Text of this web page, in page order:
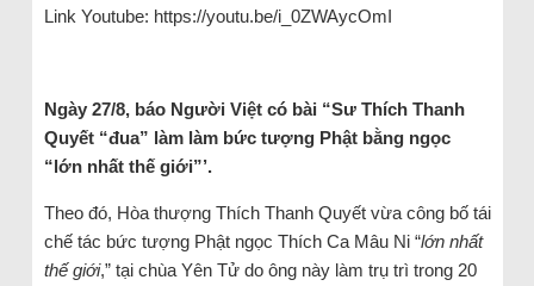
Link Youtube: https://youtu.be/i_0ZWAycOmI
Ngày 27/8, báo Người Việt có bài “Sư Thích Thanh
Quyết “đua” làm làm bức tượng Phật bằng ngọc
“lớn nhất thế giới”’.
Theo đó, Hòa thượng Thích Thanh Quyết vừa công bố tái
chế tác bức tượng Phật ngọc Thích Ca Mâu Ni “lớn nhất
thế giới,” tại chùa Yên Tử do ông này làm trụ trì trong 20